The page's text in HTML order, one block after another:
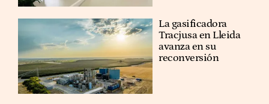
La gasificadora
Tracjusa en Lleida
avanza en su
reconversión